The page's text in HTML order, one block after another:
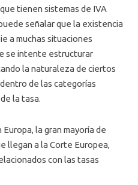
tienen sistemas de IVA
señalar que la existencia
a muchas situaciones
se intente estructurar
la naturaleza de ciertos
de las categorías
la tasa.
la gran mayoría de
llegan a la Corte Europea,
con las tasas